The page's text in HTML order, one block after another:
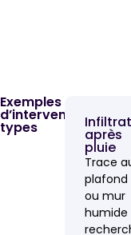
Exemples
d’interventions
types après
pluie
Trace
plafond
ou mur
humide